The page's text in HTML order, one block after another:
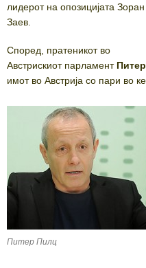
лидерот на опозицијата Зоран
Заев.
Според, пратеникот во
Австрискиот парламент
имот во Австрија со пари во
Питер Пилц